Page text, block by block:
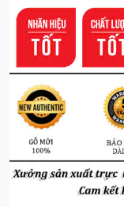
- Giường 1m6 x
- Giường 1m8 x 2m
- Để được tư vấn
lòng liên hệ:
Sản phẩm làm từ
chống mối mọt
Xưởng còn nhiều
tủ, bàn thờ gỗ Mít,